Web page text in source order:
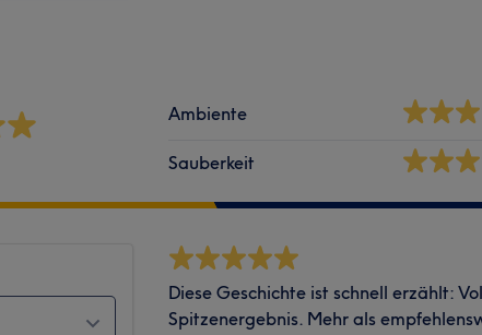
Ambiente
Sauberkeit
Diese Geschichte ist schnell erzählt:
Spitzenergebnis. Mehr als